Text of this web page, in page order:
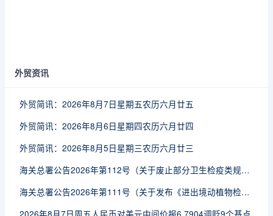
外贸资讯
外贸简讯：2026年8月7日星期五农历六月廿五
外贸简讯：2026年8月6日星期四农历六月廿四
外贸简讯：2026年8月5日星期三农历六月廿三
海关总署公告2026年第112号（关于废止部分卫生检疫类规范性文件的公告）
海关总署公告2026年第111号（关于发布《进出境动植物检疫处理监督管理工作规定》《进出境卫生处理监督管理工作规定》的公告）
2026年8月7日周五人民币对美元中间价报6.7904调贬9个基点